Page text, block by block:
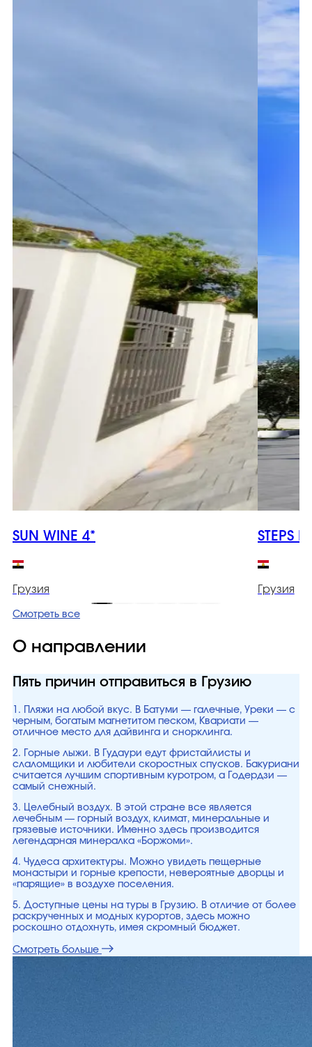
SUN WINE 4*
Грузия
STEPS
Грузия
Смотреть все
О направлении
Пять причин отправиться в Грузию
1. Пляжи на любой вкус. В Батуми — галечные, Уреки — с
черным, богатым магнетитом песком, Квариати —
отличное место для дайвинга и снорклинга.
2. Горные лыжи. В Гудаури едут фристайлисты и
слаломщики и любители скоростных спусков. Бакуриани
считается лучшим спортивным куротром, а Годердзи —
самый снежный.
3. Целебный воздух. В этой стране все является
лечебным — горный воздух, климат, минеральные и
грязевые источники. Именно здесь производится
легендарная минералка «Боржоми».
4. Чудеса архитектуры. Можно увидеть пещерные
монастыри и горные крепости, невероятные дворцы и
«парящие» в воздухе поселения.
5. Доступные цены на туры в Грузию. В отличие от более
раскрученных и модных курортов, здесь можно
роскошно отдохнуть, имея скромный бюджет.
Смотреть больше